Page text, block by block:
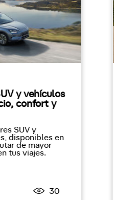
y vehículos
confort y
SUV y
disponibles en
de mayor
tus viajes.
30